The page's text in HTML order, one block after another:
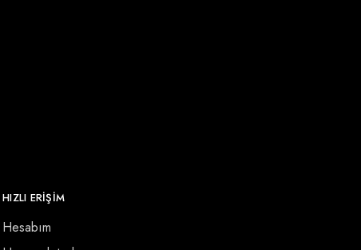
HIZLI ERİŞİM
Hesabım